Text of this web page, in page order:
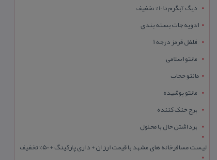
دیگ آبگرم تا 10% تخفیف
ادویه جات بسته بندی
فلفل قرمز درجه 1
مانتو اسلامی
مانتو حجاب
مانتو پوشیده
برج خنک کننده
برداشتن خال با محلول
لیست مسافرخانه های مشهد با قیمت ارزان + داری پارکینگ + 50% تخفیف